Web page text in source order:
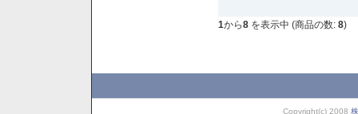
1から8 を表示中 (商品の数: 8)
Copyright(c) 2008